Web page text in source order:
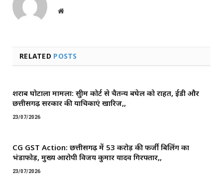
Website
RELATED POSTS
शराब घोटाला मामला: सुप्रीम कोर्ट से चैतन्य बघेल को राहत, ईडी और
छत्तीसगढ़ सरकार की याचिकाएं खारिज,,
23/07/2026
CG GST Action: छत्तीसगढ़ में 53 करोड़ की फर्जी बिलिंग का
भंडाफोड़, मुख्य आरोपी विजय कुमार यादव गिरफ्तार,,
23/07/2026